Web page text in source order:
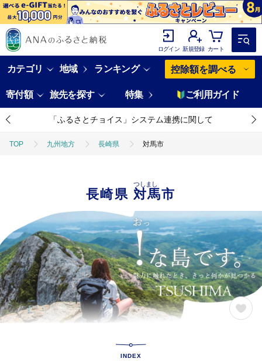
ログイン 新規登録 カート
カテゴリ 地域 ランキング 控除額を調べる
寄付額 旅先を探す 特集 ご利用ガイド
「ふるさとチョイス」システム連携に関して
TOP 九州地方 長崎県 対馬市
長崎県 対馬市
つしまし
INDEX